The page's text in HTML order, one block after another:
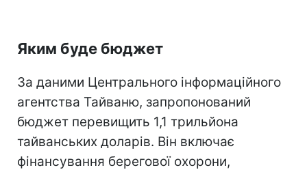
Яким буде бюджет
За даними Центрального інформаційного
агентства Тайваню, запропонований
бюджет перевищить 1,1 трильйона
тайванських доларів. Він включає
фінансування берегової охорони,